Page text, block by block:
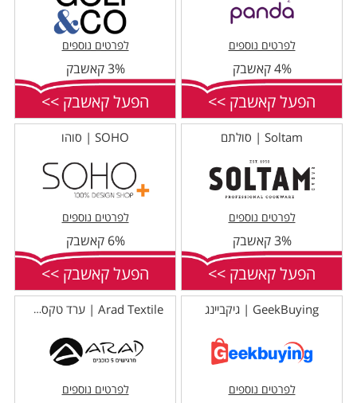
לפרטים נוספים
4% קאשבק
הפעל קאשבק >>
לפרטים נוספים
3% קאשבק
הפעל קאשבק >>
Soltam | סולתם
לפרטים נוספים
3% קאשבק
הפעל קאשבק >>
SOHO | סוהו
לפרטים נוספים
6% קאשבק
הפעל קאשבק >>
GeekBuying | גיקביינג
לפרטים נוספים
Arad Textile | ערד טקסטיל
לפרטים נוספים